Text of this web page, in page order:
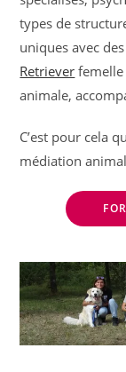
types de
uniques avec des
Retriever
animale,
C’est pour cela
médiation